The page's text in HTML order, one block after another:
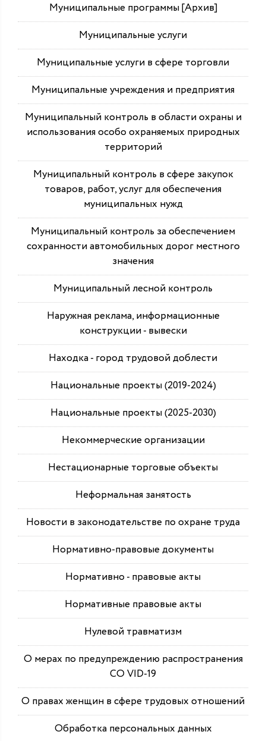
Муниципальные программы [Архив]
Муниципальные услуги
Муниципальные услуги в сфере торговли
Муниципальные учреждения и предприятия
Муниципальный контроль в области охраны и
использования особо охраняемых природных
территорий
Муниципальный контроль в сфере закупок
товаров, работ, услуг для обеспечения
муниципальных нужд
Муниципальный контроль за обеспечением
сохранности автомобильных дорог местного
значения
Муниципальный лесной контроль
Наружная реклама, информационные
конструкции - вывески
Находка - город трудовой доблести
Национальные проекты (2019-2024)
Национальные проекты (2025-2030)
Некоммерческие организации
Нестационарные торговые объекты
Неформальная занятость
Новости в законодательстве по охране труда
Нормативно-правовые документы
Нормативно - правовые акты
Нормативные правовые акты
Нулевой травматизм
О мерах по предупреждению распространения
СО VID-19
О правах женщин в сфере трудовых отношений
Обработка персональных данных